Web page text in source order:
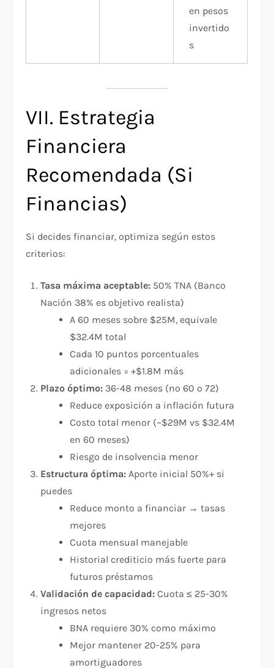
en pesos
invertido
s
VII. Estrategia
Financiera
Recomendada (Si
Financias)
Si decides financiar, optimiza según estos
criterios:
Tasa máxima aceptable: 50% TNA (Banco
Nación 38% es objetivo realista)
A 60 meses sobre $25M, equivale
$32.4M total
Cada 10 puntos porcentuales
adicionales = +$1.8M más
Plazo óptimo: 36-48 meses (no 60 o 72)
Reduce exposición a inflación futura
Costo total menor (~$29M vs $32.4M
en 60 meses)
Riesgo de insolvencia menor
Estructura óptima: Aporte inicial 50%+ si
puedes
Reduce monto a financiar → tasas
mejores
Cuota mensual manejable
Historial crediticio más fuerte para
futuros préstamos
Validación de capacidad: Cuota ≤ 25-30%
ingresos netos
BNA requiere 30% como máximo
Mejor mantener 20-25% para
amortiguadores